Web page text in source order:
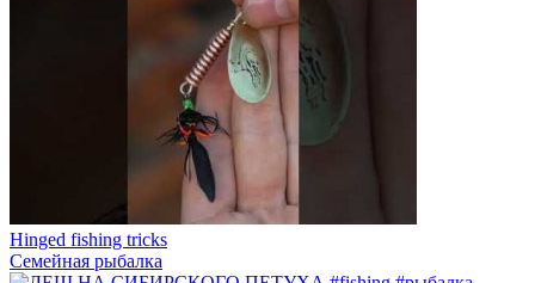
Hinged fishing tricks
Семейная рыбалка